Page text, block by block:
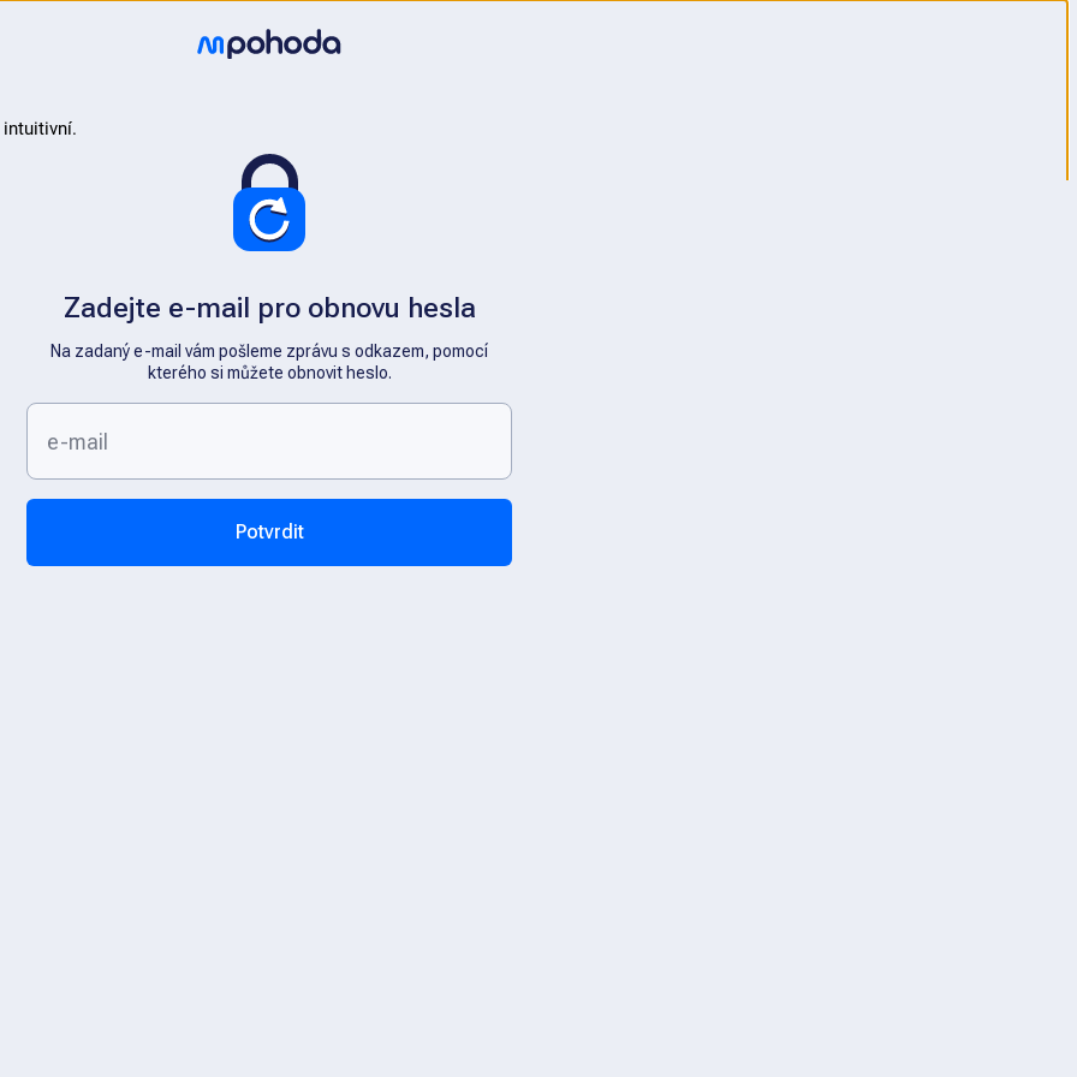
Zadejte e-mail pro obnovu hesla
Na zadaný e-mail vám pošleme zprávu s odkazem, pomocí
kterého si můžete obnovit heslo.
Potvrdit